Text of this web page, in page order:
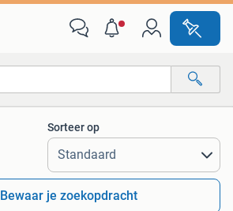
Alle afstanden…
Sorteer op
Bewaar je zoekopdracht